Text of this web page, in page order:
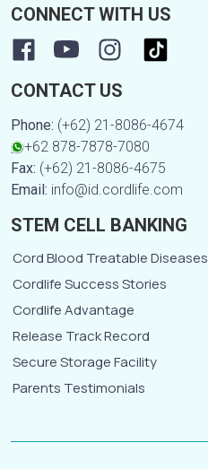
CONNECT WITH US
CONTACT US
Phone: (+62) 21-8086-4674
+62 878-7878-7080
Fax: (+62) 21-8086-4675
Email: info@id.cordlife.com
STEM CELL BANKING
Cord Blood Treatable Diseases
Cordlife Success Stories
Cordlife Advantage
Release Track Record
Secure Storage Facility
Parents Testimonials